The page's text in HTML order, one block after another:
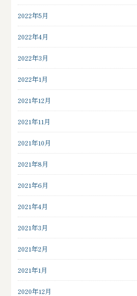
2022年5月
2022年4月
2022年3月
2022年1月
2021年12月
2021年11月
2021年10月
2021年8月
2021年6月
2021年4月
2021年3月
2021年2月
2021年1月
2020年12月